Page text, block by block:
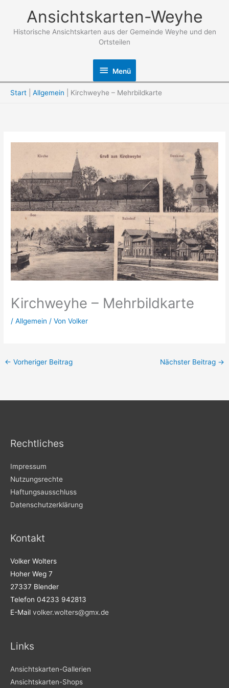
springen
Ansichtskarten-Weyhe
Historische Ansichtskarten aus der Gemeinde Weyhe und den
Ortsteilen
Menü
Menü
Start Allgemein Kirchweyhe – Mehrbildkarte
Kirchweyhe – Mehrbildkarte
/Allgemein / VonVolker
← Vorheriger Beitrag Nächster Beitrag →
Rechtliches
Impressum
Nutzungsrechte
Haftungsausschluss
Datenschutzerklärung
Kontakt
Volker Wolters
Hoher Weg 7
27337 Blender
Telefon 04233 942813
E-Mail volker.wolters@gmx.de
Links
Ansichtskarten-Gallerien
Ansichtskarten-Shops